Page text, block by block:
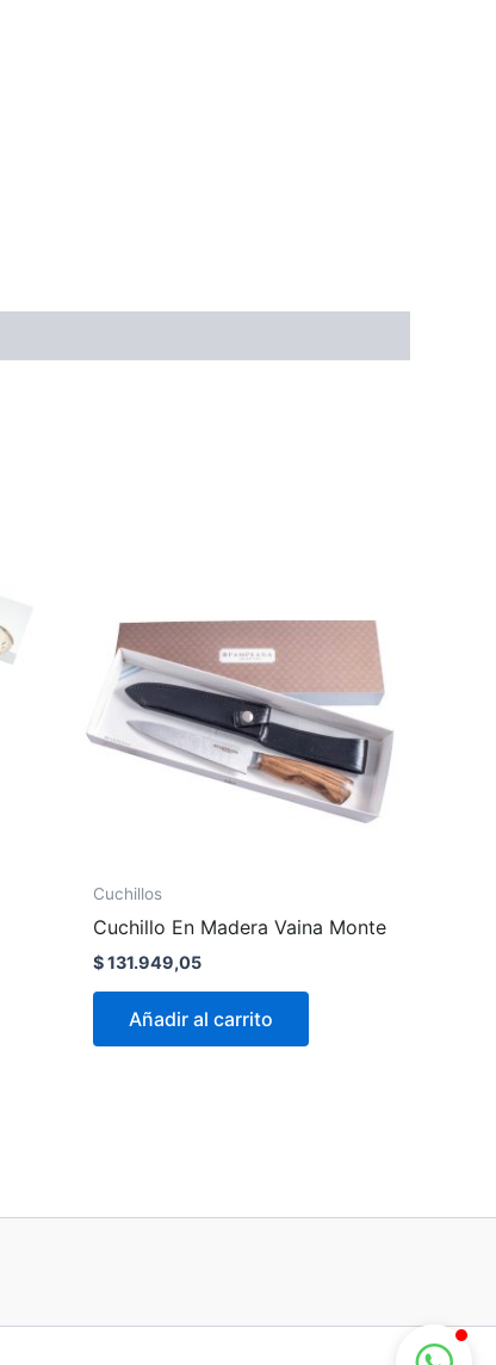
Cuchillos
Cuchillo En Madera Vaina Monte
$131.949,05
Añadir al carrito